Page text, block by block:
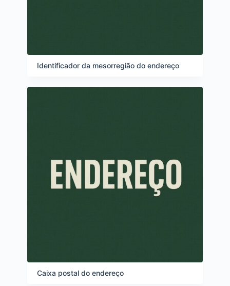
Identificador da mesorregião do endereço
Caixa postal do endereço